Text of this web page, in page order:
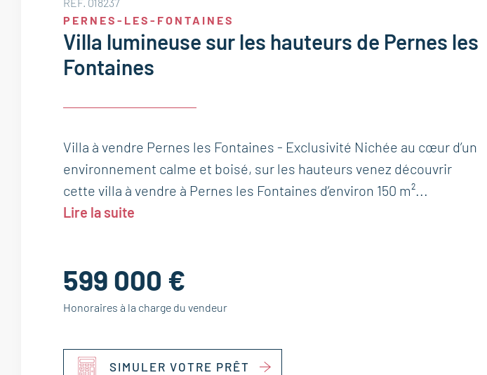
PERNES-LES-FONTAINES
Villa lumineuse sur les hauteurs de Pernes les
Fontaines
Villa à vendre Pernes les Fontaines - Exclusivité Nichée au cœur d’un
environnement calme et boisé, sur les hauteurs venez découvrir
cette villa à vendre à Pernes les Fontaines d’environ 150 m²...
Lire la suite
599 000 €
Honoraires à la charge du vendeur
SIMULER VOTRE PRÊT